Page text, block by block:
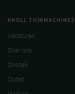
KNOLL TUINMACHINES
Vacatures
Over ons
Ontdek
Outlet